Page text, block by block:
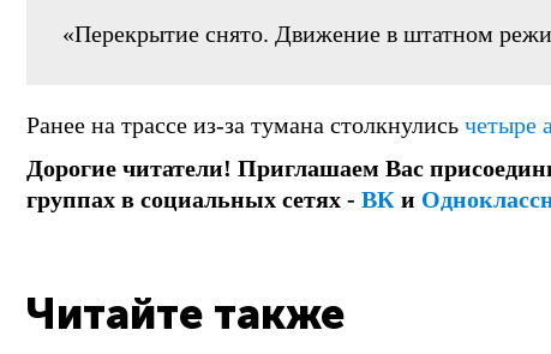
«Перекрытие снято. Движение в штатном
Ранее на трассе из-за тумана столкнулись четыре
Дорогие читатели! Приглашаем Вас
группах в социальных сетях - ВК и
Читайте также